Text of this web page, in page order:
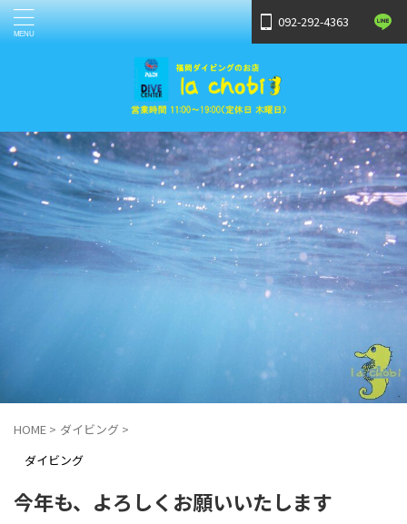
092-292-4363
HOME > ダイビング >
ダイビング
今年も、よろしくお願いいたします